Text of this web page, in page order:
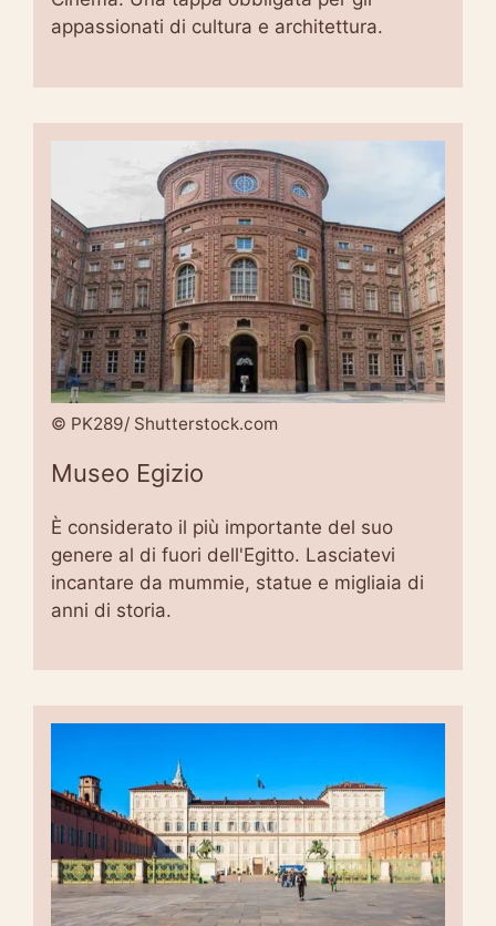
appassionati di cultura e architettura.
© PK289/ Shutterstock.com
Museo Egizio
È considerato il più importante del suo
genere al di fuori dell'Egitto. Lasciatevi
incantare da mummie, statue e migliaia di
anni di storia.